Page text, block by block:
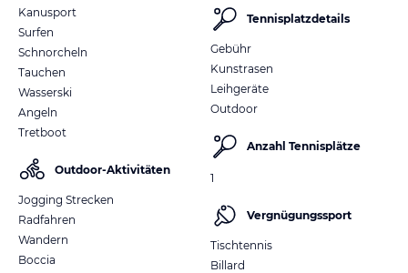
Kanusport
Surfen
Schnorcheln
Tauchen
Wasserski
Angeln
Tretboot
Outdoor-Aktivitäten
Jogging Strecken
Radfahren
Wandern
Boccia
Tennisplatzdetails
Gebühr
Kunstrasen
Leihgeräte
Outdoor
Anzahl Tennisplätze
1
Vergnügungssport
Tischtennis
Billard